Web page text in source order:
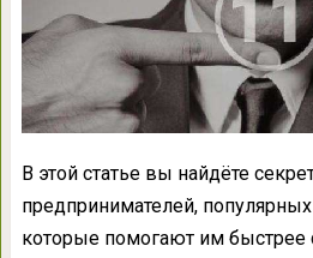
В этой статье вы найдёте
предпринимателей,
которые помогают им быстрее